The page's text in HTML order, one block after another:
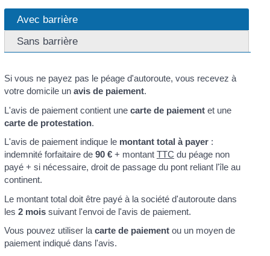
Avec barrière
Sans barrière
Si vous ne payez pas le péage d'autoroute, vous recevez à
votre domicile un avis de paiement.
L'avis de paiement contient une carte de paiementet une
carte de protestation.
L'avis de paiement indique le montant total à payer:
indemnité forfaitaire de 90 €+ montant TTC du péage non
payé + si nécessaire, droit de passage du pont reliant l'île au
continent.
Le montant total doit être payé à la société d'autoroute dans
les 2 moissuivant l'envoi de l'avis de paiement.
Vous pouvez utiliser lacarte de paiementou un moyen de
paiement indiqué dans l'avis.